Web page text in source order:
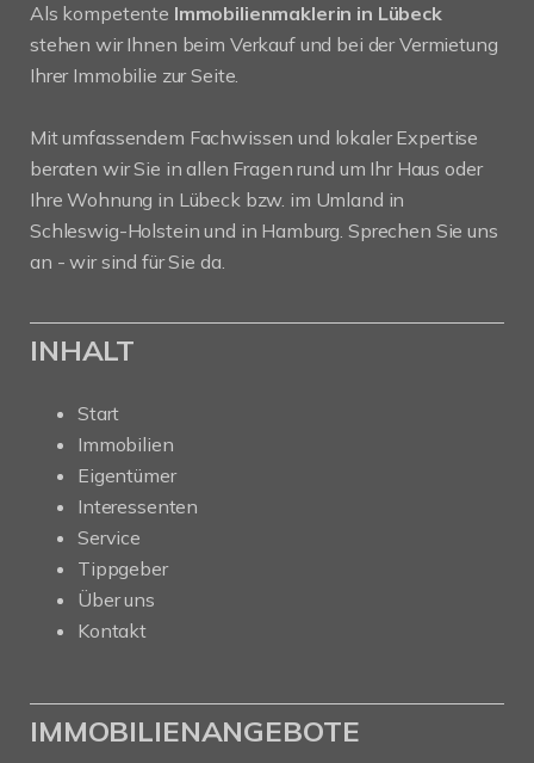
Als kompetente Immobilienmaklerin in Lübeck
stehen wir Ihnen beim Verkauf und bei der Vermietung
Ihrer Immobilie zur Seite.
Mit umfassendem Fachwissen und lokaler Expertise
beraten wir Sie in allen Fragen rund um Ihr Haus oder
Ihre Wohnung in Lübeck bzw. im Umland in
Schleswig-Holstein und in Hamburg. Sprechen Sie uns
an - wir sind für Sie da.
INHALT
Start
Immobilien
Eigentümer
Interessenten
Service
Tippgeber
Über uns
Kontakt
IMMOBILIENANGEBOTE